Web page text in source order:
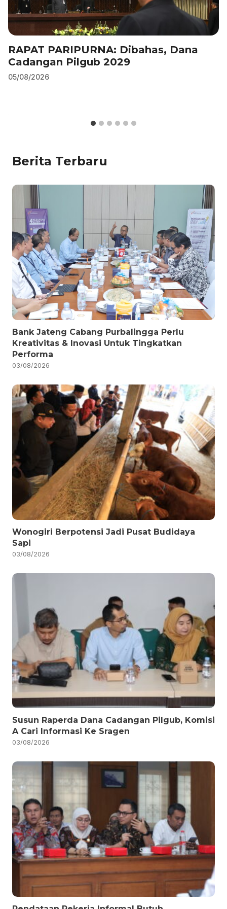
RAPAT PARIPURNA: Dibahas, Dana
Cadangan Pilgub 2029
05/08/2026
Berita Terbaru
Bank Jateng Cabang Purbalingga Perlu
Kreativitas & Inovasi Untuk Tingkatkan
Performa
03/08/2026
Wonogiri Berpotensi Jadi Pusat Budidaya
Sapi
03/08/2026
Susun Raperda Dana Cadangan Pilgub, Komisi
A Cari Informasi Ke Sragen
03/08/2026